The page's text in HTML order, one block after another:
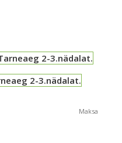
Tarneaeg 2-3.nädalat.
2-3.nädalat.
Maksa